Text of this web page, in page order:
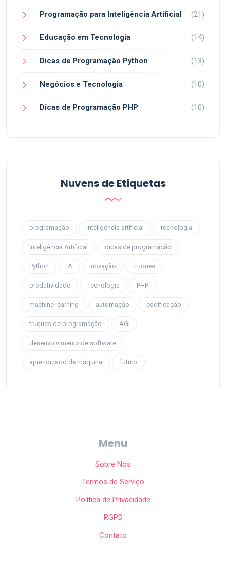
Programação para Inteligência Artificial (21)
Educação em Tecnologia (14)
Dicas de Programação Python (13)
Negócios e Tecnologia (10)
Dicas de Programação PHP (10)
Nuvens de Etiquetas
programação inteligência artificial tecnologia
Inteligência Artificial dicas de programação
Python IA inovação truques
produtividade Tecnologia PHP
machine learning automação codificação
truques de programação AGI
desenvolvimento de software
aprendizado de máquina futuro
Menu
Sobre Nós
Termos de Serviço
Política de Privacidade
RGPD
Contato